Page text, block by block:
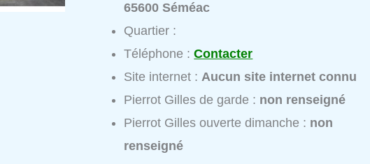
65600 Séméac
Quartier :
Téléphone :Contacter
Site internet :Aucun site internet connu
Pierrot Gilles de garde : non renseigné
Pierrot Gilles ouverte dimanche : non
renseigné